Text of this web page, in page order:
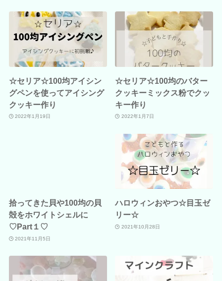
☆セリア☆100均アイシン
グペンを使ってアイシング
クッキー作り
2022年1月19日
☆セリア☆100均のバター
クッキーミックス粉でクッ
キー作り
2022年1月7日
拾ってきた貝や100均の貝
殻をホワイトシェルに
♡Part１♡
2021年11月5日
ハロウィンおやつ☆目玉ゼ
リー☆
2021年10月28日